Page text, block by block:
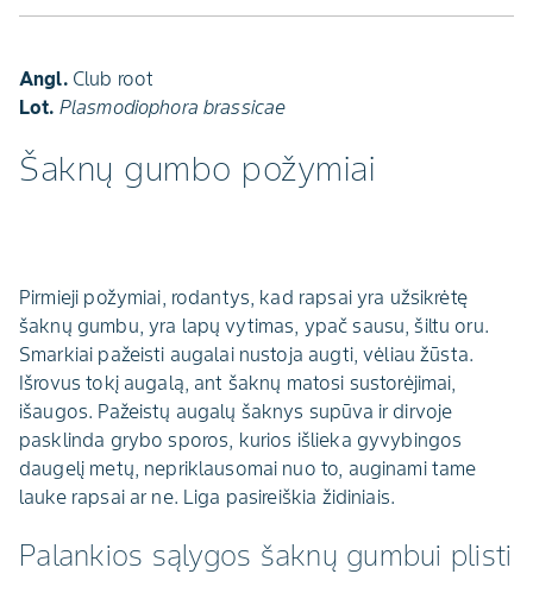
Angl.Club root
Lot. Plasmodiophora brassicae
Šaknų gumbo požymiai
Pirmieji požymiai, rodantys, kad rapsai yra užsikrėtę
šaknų gumbu, yra lapų vytimas, ypač sausu, šiltu oru.
Smarkiai pažeisti augalai nustoja augti, vėliau žūsta.
Išrovus tokį augalą, ant šaknų matosi sustorėjimai,
išaugos. Pažeistų augalų šaknys supūva ir dirvoje
pasklinda grybo sporos, kurios išlieka gyvybingos
daugelį metų, nepriklausomai nuo to, auginami tame
lauke rapsai ar ne. Liga pasireiškia židiniais.
Palankios sąlygos šaknų gumbui plisti